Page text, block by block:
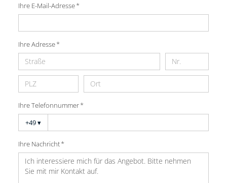
Ihre E-Mail-Adresse *
Ihre Adresse *
Ihre Telefonnummer *
+49▾
Ihre Nachricht *